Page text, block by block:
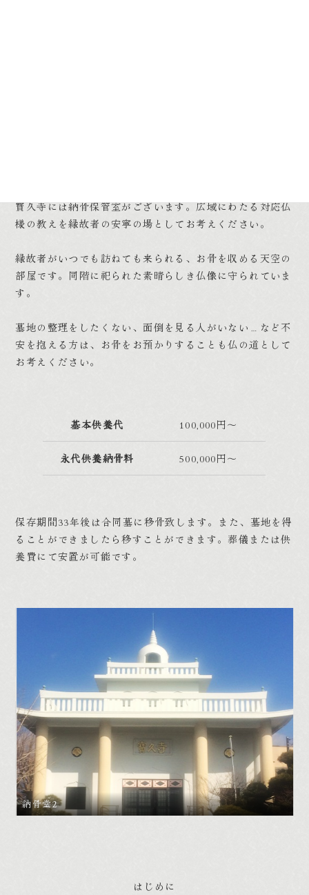
寳久寺には納骨保管室がございます。広域にわたる対応仏
様の教えを縁故者の安寧の場としてお考えください。
縁故者がいつでも訪ねても来られる、お骨を収める天空の
部屋です。同階に祀られた素晴らしき仏像に守られていま
す。
墓地の整理をしたくない、面倒を見る人がいない…など不
安を抱える方は、お骨をお預かりすることも仏の道として
お考えください。
基本供養代 100,000円～
永代供養納骨料 500,000円～
保存期間33年後は合同墓に移骨致します。また、墓地を得
ることができましたら移すことができます。葬儀または供
養費にて安置が可能です。
納骨堂2
はじめに